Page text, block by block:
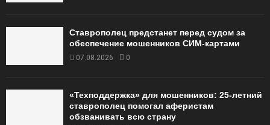
Ставрополец предстанет перед судом за
обеспечение мошенников СИМ-картами
07.08.2026 0
«Техподдержка» для мошенников: 25-летний
ставрополец помогал аферистам
обзванивать всю страну